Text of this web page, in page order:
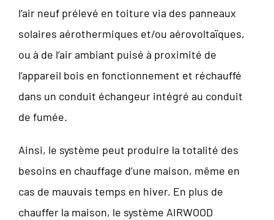
l’air neuf prélevé en toiture via des panneaux
solaires aérothermiques et/ou aérovoltaïques,
ou à de l’air ambiant puisé à proximité de
l’appareil bois en fonctionnement et réchauffé
dans un conduit échangeur intégré au conduit
de fumée.
Ainsi, le système peut produire la totalité des
besoins en chauffage d’une maison, même en
cas de mauvais temps en hiver. En plus de
chauffer la maison, le système AIRWOOD